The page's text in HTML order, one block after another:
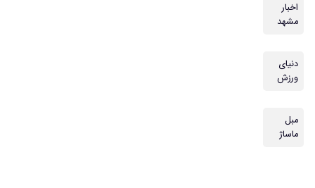
اخبار
مشهد
دنیای
ورزش
مبل
ماساژ